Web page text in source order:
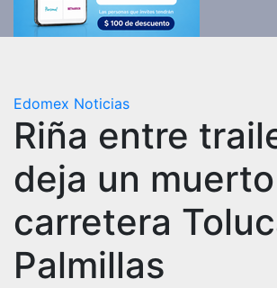
Edomex Noticias
Riña entre
deja un
carretera
Palmillas